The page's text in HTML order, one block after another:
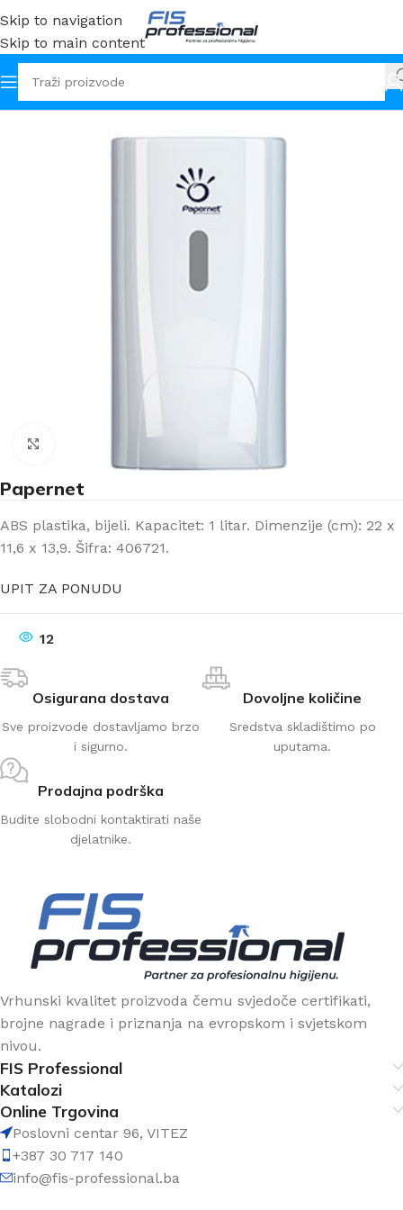
Skip to navigation
Skip to main content
Početna Sapuni
Papernet
ABS plastika, bijeli. Kapacitet: 1 litar. Dimenzije (cm): 22 x
11,6 x 13,9. Šifra: 406721.
UPIT ZA PONUDU
12
Osigurana dostava
Sve proizvode dostavljamo brzo
i sigurno.
Dovoljne količine
Sredstva skladištimo po
uputama.
Prodajna podrška
Budite slobodni kontaktirati naše
djelatnike.
Vrhunski kvalitet proizvoda čemu svjedoče certifikati,
brojne nagrade i priznanja na evropskom i svjetskom
nivou.
FIS Professional
Katalozi
Online Trgovina
Poslovni centar 96, VITEZ
+387 30 717 140
info@fis-professional.ba